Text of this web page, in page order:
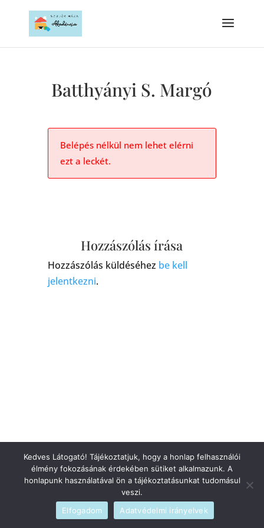
Batthyányi S. Margó
Belépés nélkül nem lehet elérni
ezt a leckét.
Hozzászólás írása
Hozzászólás küldéséhez be kell
jelentkezni.
Szerzői jogi © 2026blog | Fejlesztetteadmin | SzolgáltatóWordPress
Kedves Látogató! Tájékoztatjuk, hogy a honlap felhasználói
élmény fokozásának érdekében sütiket alkalmazunk. A
honlapunk használatával ön a tájékoztatásunkat tudomásul
veszi.
Elfogadom
Adatvédelmi irányelvek